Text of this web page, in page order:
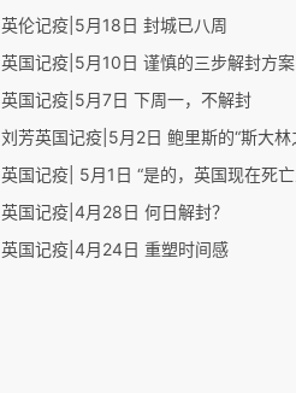
英伦记疫|5月18日 封城已八周
英国记疫|5月10日 谨慎的三步解封方案
英国记疫|5月7日 下周一，不解封
英国记疫|4月28日 何日解封？
英国记疫|4月24日 重塑时间感